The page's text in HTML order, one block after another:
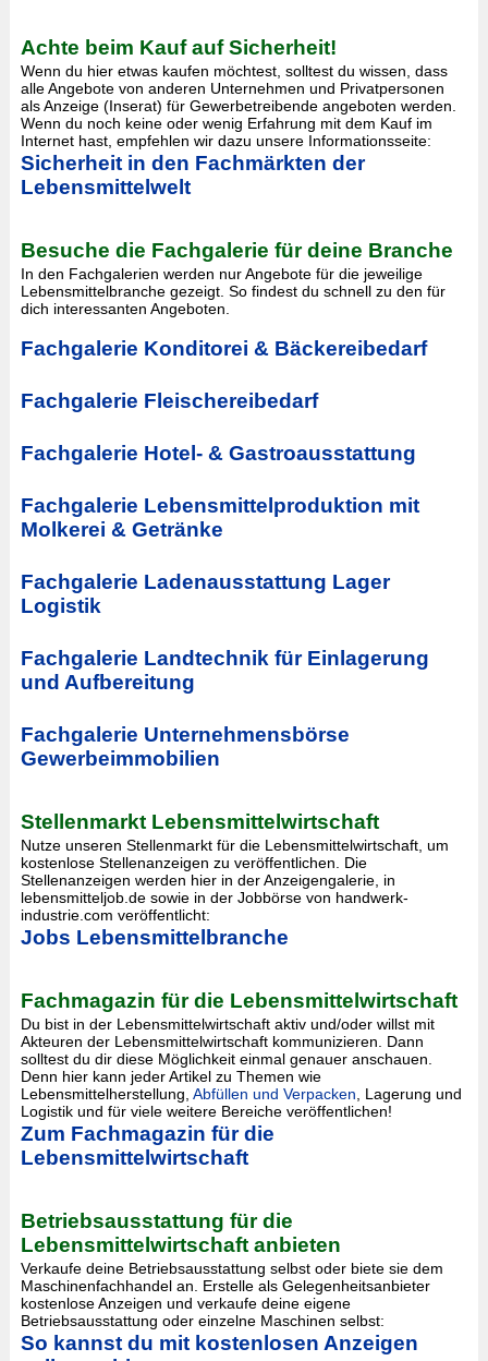
Achte beim Kauf auf Sicherheit!
Wenn du hier etwas kaufen möchtest, solltest du wissen, dass
alle Angebote von anderen Unternehmen und Privatpersonen
als Anzeige (Inserat) für Gewerbetreibende angeboten werden.
Wenn du noch keine oder wenig Erfahrung mit dem Kauf im
Internet hast, empfehlen wir dazu unsere Informationsseite:
Sicherheit in den Fachmärkten der
Lebensmittelwelt
Besuche die Fachgalerie für deine Branche
In den Fachgalerien werden nur Angebote für die jeweilige
Lebensmittelbranche gezeigt. So findest du schnell zu den für
dich interessanten Angeboten.
Fachgalerie Konditorei & Bäckereibedarf
Fachgalerie Fleischereibedarf
Fachgalerie Hotel- & Gastroausstattung
Fachgalerie Lebensmittelproduktion mit
Molkerei & Getränke
Fachgalerie Ladenausstattung Lager
Logistik
Fachgalerie Landtechnik für Einlagerung
und Aufbereitung
Fachgalerie Unternehmensbörse
Gewerbeimmobilien
Stellenmarkt Lebensmittelwirtschaft
Nutze unseren Stellenmarkt für die Lebensmittelwirtschaft, um
kostenlose Stellenanzeigen zu veröffentlichen. Die
Stellenanzeigen werden hier in der Anzeigengalerie, in
lebensmitteljob.de sowie in der Jobbörse von handwerk-
industrie.com veröffentlicht:
Jobs Lebensmittelbranche
Fachmagazin für die Lebensmittelwirtschaft
Du bist in der Lebensmittelwirtschaft aktiv und/oder willst mit
Akteuren der Lebensmittelwirtschaft kommunizieren. Dann
solltest du dir diese Möglichkeit einmal genauer anschauen.
Denn hier kann jeder Artikel zu Themen wie
Lebensmittelherstellung, Abfüllen und Verpacken , Lagerung und
Logistik und für viele weitere Bereiche veröffentlichen!
Zum Fachmagazin für die
Lebensmittelwirtschaft
Betriebsausstattung für die
Lebensmittelwirtschaft anbieten
Verkaufe deine Betriebsausstattung selbst oder biete sie dem
Maschinenfachhandel an. Erstelle als Gelegenheitsanbieter
kostenlose Anzeigen und verkaufe deine eigene
Betriebsausstattung oder einzelne Maschinen selbst:
So kannst du mit kostenlosen Anzeigen